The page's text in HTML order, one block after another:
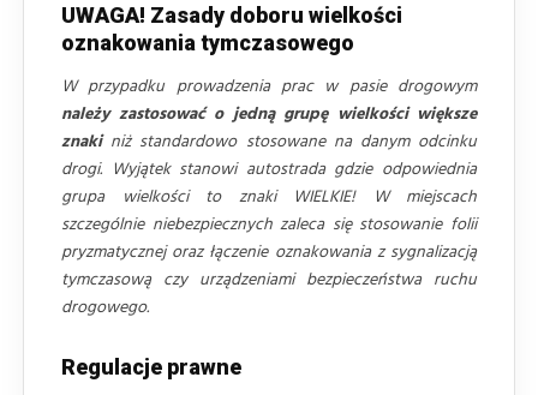
UWAGA! Zasady doboru wielkości
oznakowania tymczasowego
W przypadku prowadzenia prac w pasie drogowym
należy zastosować o jedną grupę wielkości większe
znakiniż standardowo stosowane na danym odcinku
drogi. Wyjątek stanowi autostrada gdzie odpowiednia
grupa wielkości to znaki WIELKIE! W miejscach
szczególnie niebezpiecznych zaleca się stosowanie folii
pryzmatycznej oraz łączenie oznakowania z sygnalizacją
tymczasową czy urządzeniami bezpieczeństwa ruchu
drogowego.
Regulacje prawne